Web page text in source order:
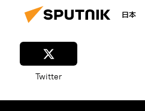
日本
Twitter